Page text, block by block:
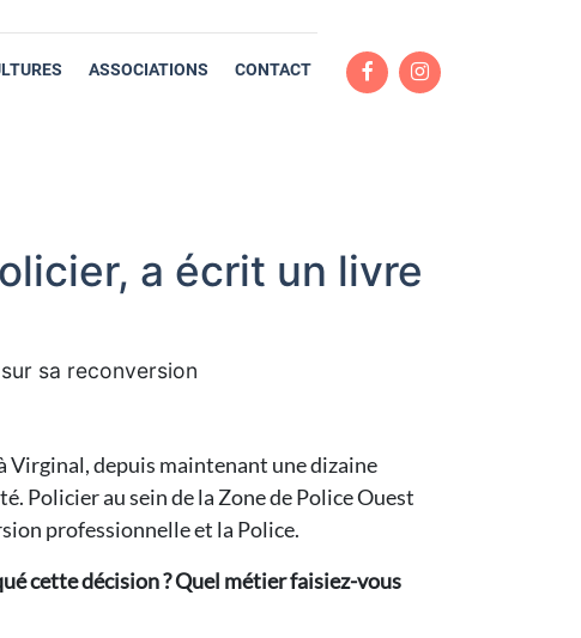
ASSOCIATIONS CONTACT
a écrit un livre
sa reconversion
Virginal, depuis maintenant une dizaine
Policier au sein de la Zone de Police Ouest
professionnelle et la Police.
cette décision ? Quel métier faisiez-vous